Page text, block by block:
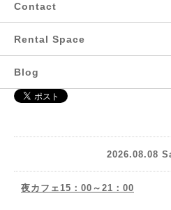
Contact
Rental Space
Blog
2026.08.08
夜カフェ15：00～21：00